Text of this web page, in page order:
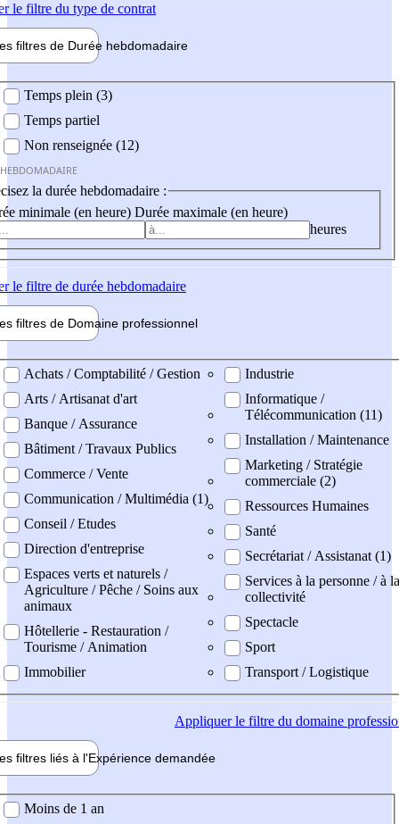
le filtre du type de contrat
filtres de Durée hebdomadaire
Temps plein (3)
Temps partiel
Non renseignée (12)
la durée hebdomadaire :
minimale (en heure) Durée maximale (en heure)
heures
le filtre de durée hebdomadaire
filtres de Domaine professionnel
professionel
Achats / Comptabilité / Gestion
Arts / Artisanat d'art
Banque / Assurance
Bâtiment / Travaux Publics
Commerce / Vente
Communication / Multimédia (1)
Conseil / Etudes
Direction d'entreprise
Espaces verts et naturels /
Agriculture / Pêche / Soins aux
animaux
Hôtellerie - Restauration /
Tourisme / Animation
Immobilier
Industrie
Informatique /
Télécommunication (11)
Installation / Maintenance
Marketing / Stratégie
commerciale (2)
Ressources Humaines
Santé
Secrétariat / Assistanat (1)
Services à la personne / à la
collectivité
Spectacle
Sport
Transport / Logistique
Appliquerle filtre du domaine
filtres liés à l'Expérience demandée
demandée
Moins de 1 an